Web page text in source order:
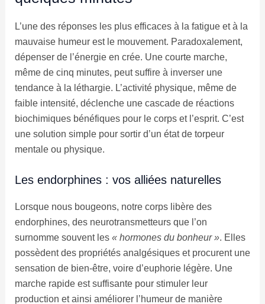
L’une des réponses les plus efficaces à la fatigue et à la
mauvaise humeur est le mouvement. Paradoxalement,
dépenser de l’énergie en crée. Une courte marche,
même de cinq minutes, peut suffire à inverser une
tendance à la léthargie. L’activité physique, même de
faible intensité, déclenche une cascade de réactions
biochimiques bénéfiques pour le corps et l’esprit. C’est
une solution simple pour sortir d’un état de torpeur
mentale ou physique.
Les endorphines : vos alliées naturelles
Lorsque nous bougeons, notre corps libère des
endorphines, des neurotransmetteurs que l’on
surnomme souvent les « hormones du bonheur ». Elles
possèdent des propriétés analgésiques et procurent une
sensation de bien-être, voire d’euphorie légère. Une
marche rapide est suffisante pour stimuler leur
production et ainsi améliorer l’humeur de manière